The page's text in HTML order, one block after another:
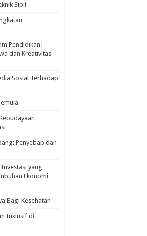
Sipil
Pendidikan:
dan Kreativitas
Sosial Terhadap
Penyebab dan
yang
Ekonomi
Bagi Kesehatan
Inklusif di